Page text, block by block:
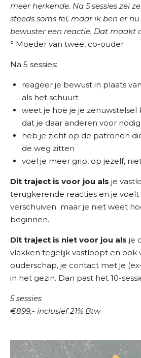
meer herkende. Na 5 sessies zei
steeds soms fel, maar ik ben er
bewuster een reactie. Dat maakt
° Moeder van twee, co-ouder
Na 5 sessies:
reageer je bewust in plaats
als het schuurt
weet je hoe je je
dat je daar anderen voor
heb je zicht op de patronen
de weg zitten
voel je meer grip, op jezelf,
Dit traject is voor jou als je
terugkerende reacties en je
verschuiven maar je niet weet
beginnen.
Dit traject is niet voor jou als je
vlakken tegelijk vastloopt en ook
ouderschap, je contact met je
in het gezin. Dan past het 10-
5 sessies
€899,- inclusief 21% Btw